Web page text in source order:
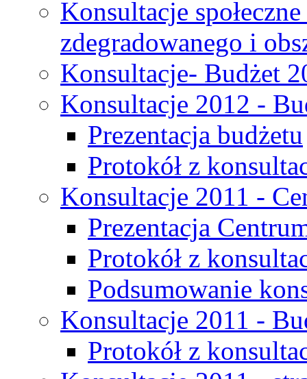
Konsultacje
zdegradowanego i
Konsultacje- Budżet
Konsultacje 2012 -
Prezentacja budżetu
Protokół z
Konsultacje 2011 -
Prezentacja
Protokół z
Podsumowanie
Konsultacje 2011 -
Protokół z